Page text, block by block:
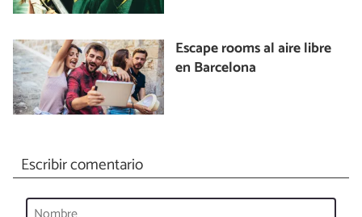
Escape rooms al aire libre
en Barcelona
Escribir comentario